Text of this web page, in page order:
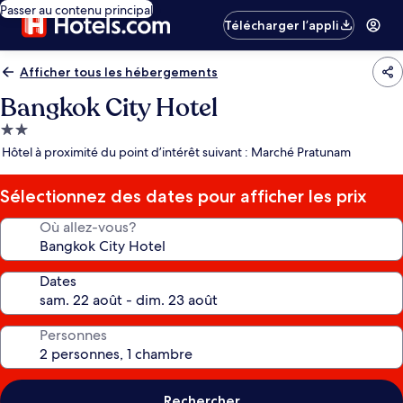
Passer au contenu principal
Télécharger l’appli
Afficher tous les hébergements
Bangkok City Hotel
Hébergement
2.0 étoiles
Hôtel à proximité du point d’intérêt suivant : Marché Pratunam
Sélectionnez des dates pour afficher les prix
Où allez-vous?
Dates
Personnes